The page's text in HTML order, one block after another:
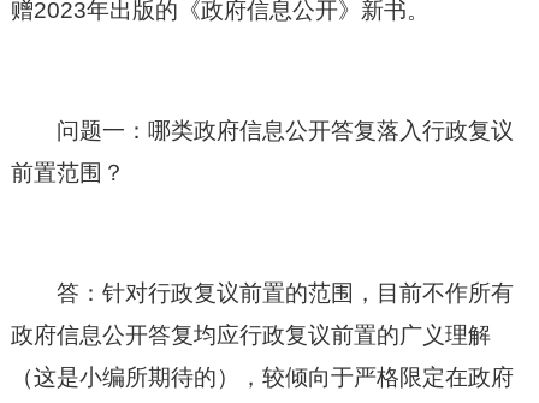
赠2023年出版的《政府信息公开》新书。
问题一：哪类政府信息公开答复落入行政复议
前置范围？
答：针对行政复议前置的范围，目前不作所有
政府信息公开答复均应行政复议前置的广义理解
（这是小编所期待的），较倾向于严格限定在政府